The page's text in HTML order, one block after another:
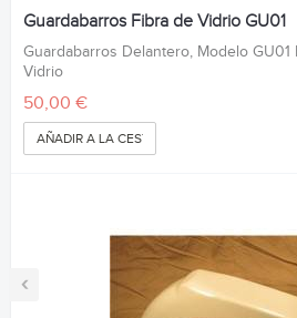
‹
Guardabarros Fibra de Vidrio GU01
Guardabarros Delantero, Modelo
Vidrio
50,00 €
AÑADIR A LA CESTA